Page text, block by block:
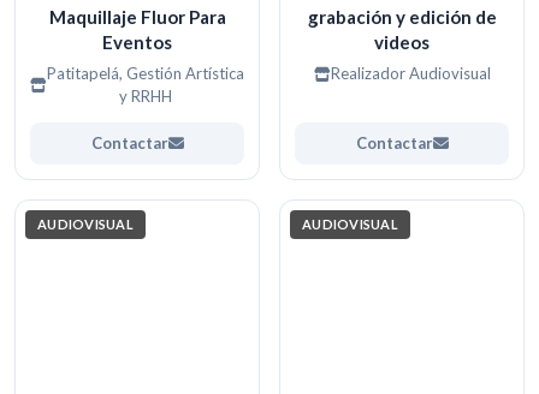
Maquillaje Fluor Para
Eventos
Patitapelá, Gestión Artística
y RRHH
Contactar
grabación y edición de
videos
Realizador Audiovisual
Contactar
AUDIOVISUAL AUDIOVISUAL